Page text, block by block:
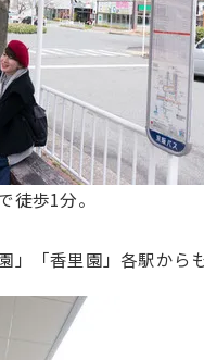
徒歩1分。
」「香里園」各駅から